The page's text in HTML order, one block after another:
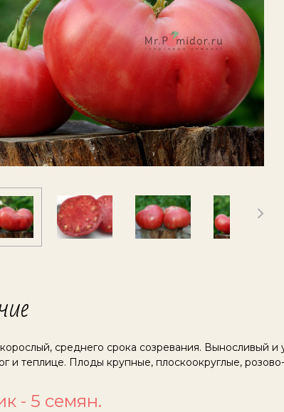
среднего срока созревания. Выносливый
и теплице. Плоды крупные, плоскоокруглые,
- 5 семян.